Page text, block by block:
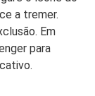
a tremer.
Em
para